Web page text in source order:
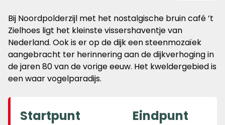
Bij Noordpolderzijl met het nostalgische bruin café ’t
Zielhoes ligt het kleinste vissershaventje van
Nederland. Ook is er op de dijk een steenmozaïek
aangebracht ter herinnering aan de dijkverhoging in
de jaren 80 van de vorige eeuw. Het kweldergebied is
een waar vogelparadijs.
Startpunt Eindpunt